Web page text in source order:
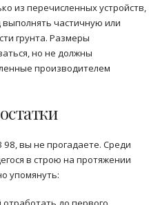
из перечисленных устройств,
частичную или
грунта. Размеры
но не должны
производителем
вы не прогадаете. Среди
в строю на протяжении
упомянуть: